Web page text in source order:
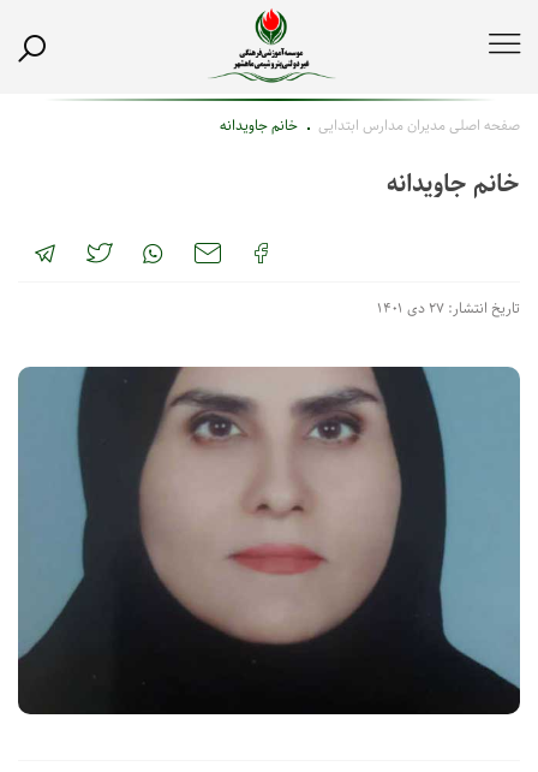
صفحه اصلیمدیران مدارس ابتدایی خانم جاویدانه
خانم جاویدانه
تاریخ انتشار: ۲۷ دی ۱۴۰۱